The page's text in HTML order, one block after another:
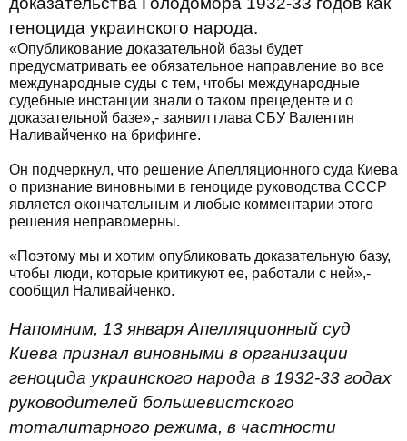
геноцида украинского народа.
«Опубликование доказательной базы будет
предусматривать ее обязательное направление во все
международные суды с тем, чтобы международные
судебные инстанции знали о таком прецеденте и о
доказательной базе»,- заявил глава СБУ Валентин
Наливайченко на брифинге.
Он подчеркнул, что решение Апелляционного суда Киева
о признание виновными в геноциде руководства СССР
является окончательным и любые комментарии этого
решения неправомерны.
«Поэтому мы и хотим опубликовать доказательную базу,
чтобы люди, которые критикуют ее, работали с ней»,-
сообщил Наливайченко.
Напомним, 13 января Апелляционный суд
Киева признал виновными в организации
геноцида украинского народа в 1932-33 годах
руководителей большевистского
тоталитарного режима, в частности